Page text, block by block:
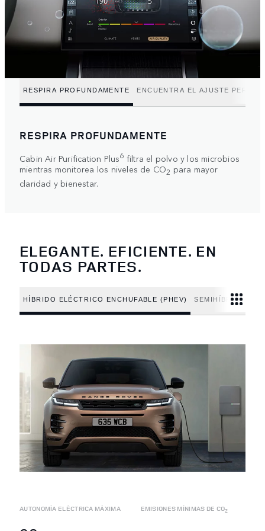
RESPIRA PROFUNDAMENTE ENCUENTRA EL AJUSTE
RESPIRA PROFUNDAMENTE
Cabin Air Purification Plus6 filtra el polvo y los microbios
mientras monitorea los niveles de CO2 para mayor
claridad y bienestar.
ELEGANTE. EFICIENTE. EN
TODAS PARTES.
HÍBRIDO ELÉCTRICO ENCHUFABLE (PHEV) SEMIHÍBRIDO DE
AUTONOMÍA ELÉCTRICA MÁXIMA EMISIONES MÍNIMAS DE CO2